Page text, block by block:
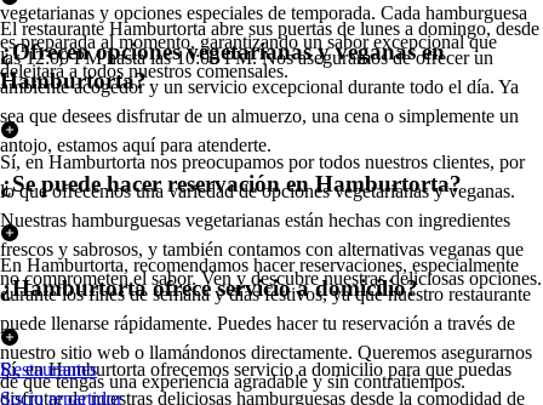
vegetarianas y opciones especiales de temporada. Cada hamburguesa
es preparada al momento, garantizando un sabor excepcional que
deleitará a todos nuestros comensales.
El restaurante Hamburtorta abre sus puertas de lunes a domingo, desde
las 12:00 PM hasta las 10:00 PM. Nos aseguramos de ofrecer un
ambiente acogedor y un servicio excepcional durante todo el día. Ya
sea que desees disfrutar de un almuerzo, una cena o simplemente un
antojo, estamos aquí para atenderte.
¿Ofrecen opciones vegetarianas y veganas en
Hamburtorta?
Sí, en Hamburtorta nos preocupamos por todos nuestros clientes, por
lo que ofrecemos una variedad de opciones vegetarianas y veganas.
Nuestras hamburguesas vegetarianas están hechas con ingredientes
frescos y sabrosos, y también contamos con alternativas veganas que
no comprometen el sabor. Ven y descubre nuestras deliciosas opciones.
¿Se puede hacer reservación en Hamburtorta?
En Hamburtorta, recomendamos hacer reservaciones, especialmente
durante los fines de semana y días festivos, ya que nuestro restaurante
puede llenarse rápidamente. Puedes hacer tu reservación a través de
nuestro sitio web o llamándonos directamente. Queremos asegurarnos
de que tengas una experiencia agradable y sin contratiempos.
¿Hamburtorta ofrece servicio a domicilio?
Sí, en Hamburtorta ofrecemos servicio a domicilio para que puedas
disfrutar de nuestras deliciosas hamburguesas desde la comodidad de
Restaurantes
Socio repartidor